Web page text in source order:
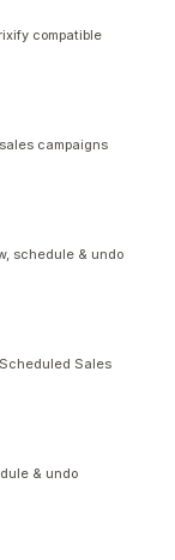
compatible
campaigns
schedule & undo
Sales
& undo